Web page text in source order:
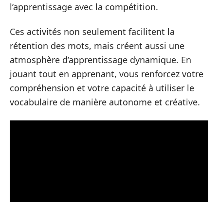
l’apprentissage avec la compétition.
Ces activités non seulement facilitent la
rétention des mots, mais créent aussi une
atmosphère d’apprentissage dynamique. En
jouant tout en apprenant, vous renforcez votre
compréhension et votre capacité à utiliser le
vocabulaire de manière autonome et créative.